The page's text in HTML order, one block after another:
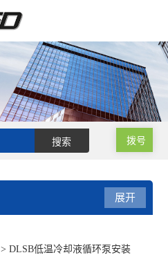
拨号
展开
> DLSB低温冷却液循环泵安装